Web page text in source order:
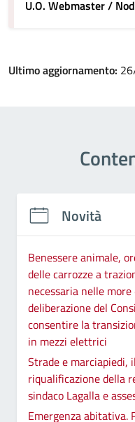
U.O. Webmaster /
Ultimo aggiornamento:
Novità
Benessere animale,
delle carrozze a
necessaria nelle
deliberazione del
consentire la
in mezzi elettrici
Strade e marciapiedi,
riqualificazione della
sindaco Lagalla e
Emergenza abitativa.